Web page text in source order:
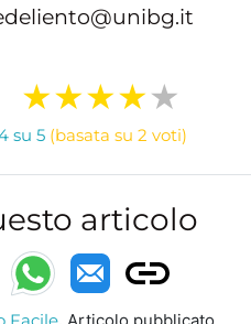
su 5 (basata su 2 voti)
articolo
Facile. Articolo pubblicato